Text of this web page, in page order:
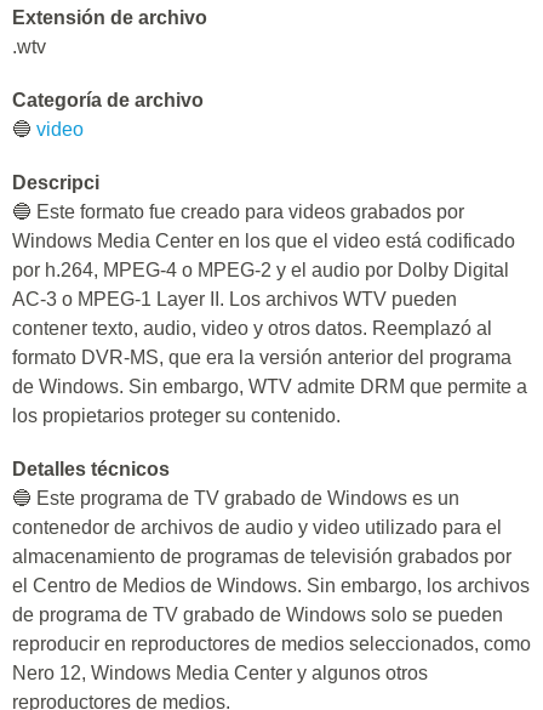
Extensión de archivo
.wtv
Categoría de archivo
🔵 video
Descripci
🔵 Este formato fue creado para videos grabados por
Windows Media Center en los que el video está codificado
por h.264, MPEG-4 o MPEG-2 y el audio por Dolby Digital
AC-3 o MPEG-1 Layer II. Los archivos WTV pueden
contener texto, audio, video y otros datos. Reemplazó al
formato DVR-MS, que era la versión anterior del programa
de Windows. Sin embargo, WTV admite DRM que permite a
los propietarios proteger su contenido.
Detalles técnicos
🔵 Este programa de TV grabado de Windows es un
contenedor de archivos de audio y video utilizado para el
almacenamiento de programas de televisión grabados por
el Centro de Medios de Windows. Sin embargo, los archivos
de programa de TV grabado de Windows solo se pueden
reproducir en reproductores de medios seleccionados, como
Nero 12, Windows Media Center y algunos otros
reproductores de medios.